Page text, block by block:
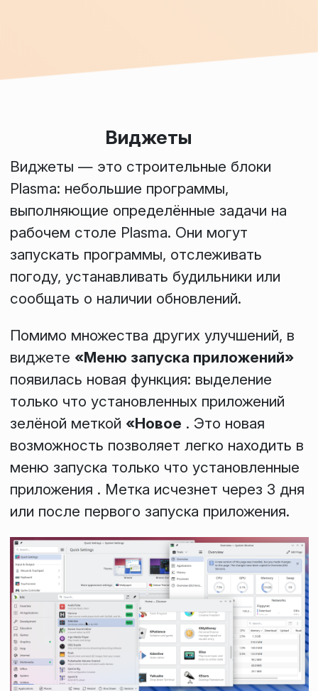
Виджеты
Виджеты — это строительные блоки
Plasma: небольшие программы,
выполняющие определённые задачи на
рабочем столе Plasma. Они могут
запускать программы, отслеживать
погоду, устанавливать будильники или
сообщать о наличии обновлений.
Помимо множества других улучшений, в
виджете «Меню запуска приложений»
появилась новая функция: выделение
только что установленных приложений
зелёной меткой «Новое . Это новая
возможность позволяет легко находить в
меню запуска только что установленные
приложения . Метка исчезнет через 3 дня
или после первого запуска приложения.